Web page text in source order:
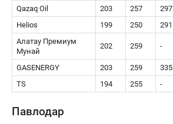
Qazaq Oil
203 257 297
Helios
199 250 291
Алатау Премиум
Мунай
202 259 -
GASENERGY 203 259 335
TS
194 255 -
Павлодар